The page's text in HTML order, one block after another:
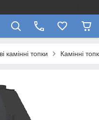
камінні топки Камінні